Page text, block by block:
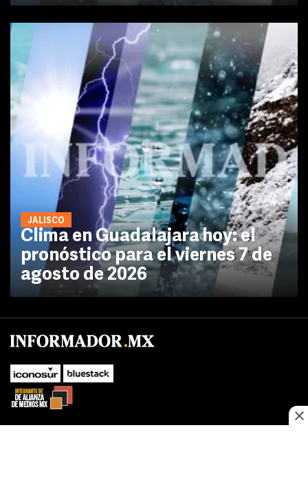
JALISCO
Clima en Guadalajara hoy: el
pronóstico para el viernes 7 de
agosto de 2026